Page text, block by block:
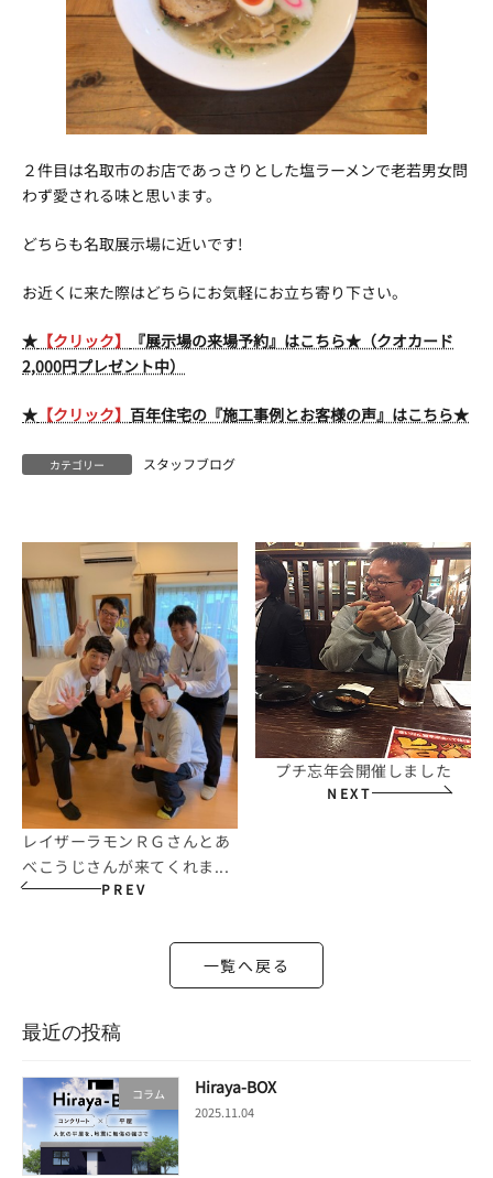
２件目は名取市のお店であっさりとした塩ラーメンで老若男女問
わず愛される味と思います。
どちらも名取展示場に近いです!
お近くに来た際はどちらにお気軽にお立ち寄り下さい。
★ 【クリック】
『展示場の来場予約』はこちら★（クオカード
2,000円プレゼント中）
★ 【クリック】 百年住宅の『施工事例とお客様の声』はこちら★
カテゴリー スタッフブログ
レイザーラモンＲＧさんとあ
べこうじさんが来てくれま...
PREV
プチ忘年会開催しました
NEXT
一覧へ戻る
最近の投稿
コラム Hiraya-BOX
2025.11.04